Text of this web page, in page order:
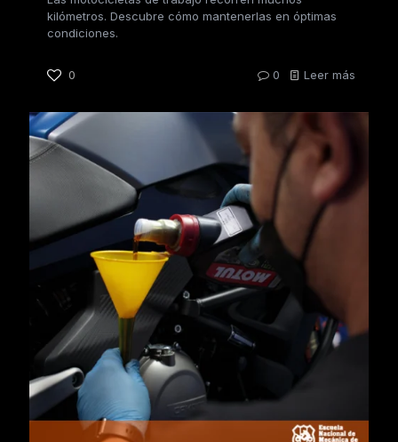
kilómetros. Descubre cómo mantenerlas en óptimas
condiciones.
0 0 Leer más